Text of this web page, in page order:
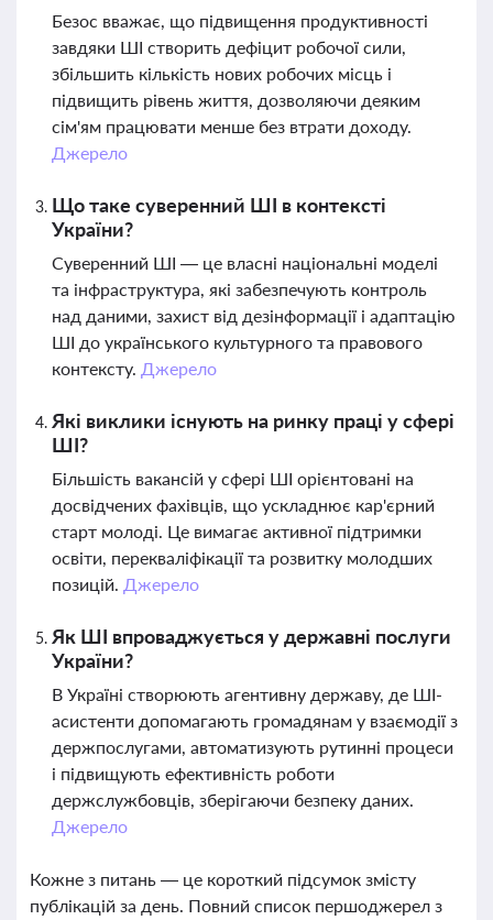
Безос вважає, що підвищення продуктивності
завдяки ШІ створить дефіцит робочої сили,
збільшить кількість нових робочих місць і
підвищить рівень життя, дозволяючи деяким
сім'ям працювати менше без втрати доходу.
Джерело
Що таке суверенний ШІ в контексті
України?
Суверенний ШІ — це власні національні моделі
та інфраструктура, які забезпечують контроль
над даними, захист від дезінформації і адаптацію
ШІ до українського культурного та правового
контексту. Джерело
Які виклики існують на ринку праці у сфері
ШІ?
Більшість вакансій у сфері ШІ орієнтовані на
досвідчених фахівців, що ускладнює кар'єрний
старт молоді. Це вимагає активної підтримки
освіти, перекваліфікації та розвитку молодших
позицій. Джерело
Як ШІ впроваджується у державні послуги
України?
В Україні створюють агентивну державу, де ШІ-
асистенти допомагають громадянам у взаємодії з
держпослугами, автоматизують рутинні процеси
і підвищують ефективність роботи
держслужбовців, зберігаючи безпеку даних.
Джерело
Кожне з питань — це короткий підсумок змісту
публікацій за день. Повний список першоджерел з